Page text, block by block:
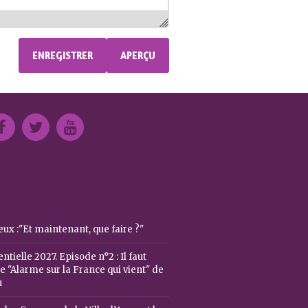
:"Et maintenant, que faire ?"
2027. Episode n°2 : Il faut
"Alarme sur la France qui vient" de